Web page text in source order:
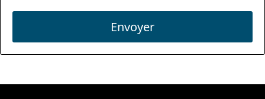
Envoyer